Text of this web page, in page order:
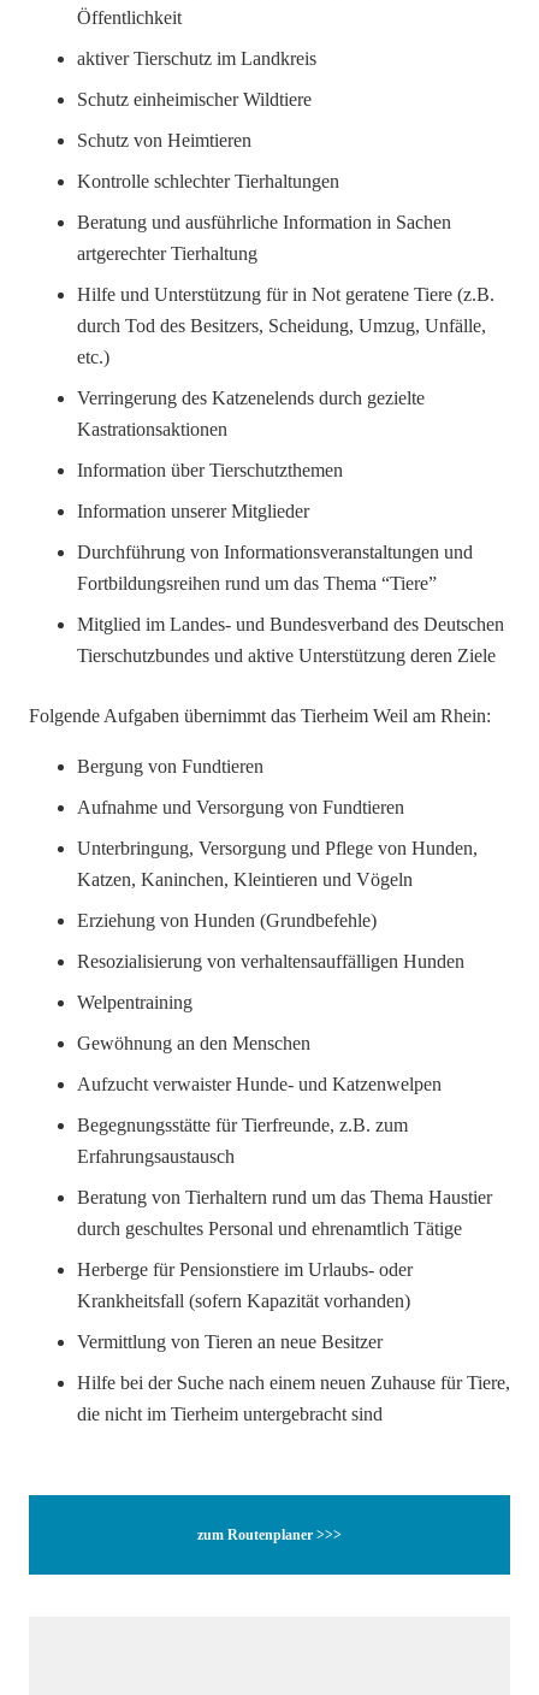
Öffentlichkeit
aktiver Tierschutz im Landkreis
Schutz einheimischer Wildtiere
Schutz von Heimtieren
Kontrolle schlechter Tierhaltungen
Beratung und ausführliche Information in Sachen
artgerechter Tierhaltung
Hilfe und Unterstützung für in Not geratene Tiere (z.B.
durch Tod des Besitzers, Scheidung, Umzug, Unfälle,
etc.)
Verringerung des Katzenelends durch gezielte
Kastrationsaktionen
Information über Tierschutzthemen
Information unserer Mitglieder
Durchführung von Informationsveranstaltungen und
Fortbildungsreihen rund um das Thema “Tiere”
Mitglied im Landes- und Bundesverband des Deutschen
Tierschutzbundes und aktive Unterstützung deren Ziele
Folgende Aufgaben übernimmt das Tierheim Weil am Rhein:
Bergung von Fundtieren
Aufnahme und Versorgung von Fundtieren
Unterbringung, Versorgung und Pflege von Hunden,
Katzen, Kaninchen, Kleintieren und Vögeln
Erziehung von Hunden (Grundbefehle)
Resozialisierung von verhaltensauffälligen Hunden
Welpentraining
Gewöhnung an den Menschen
Aufzucht verwaister Hunde- und Katzenwelpen
Begegnungsstätte für Tierfreunde, z.B. zum
Erfahrungsaustausch
Beratung von Tierhaltern rund um das Thema Haustier
durch geschultes Personal und ehrenamtlich Tätige
Herberge für Pensionstiere im Urlaubs- oder
Krankheitsfall (sofern Kapazität vorhanden)
Vermittlung von Tieren an neue Besitzer
Hilfe bei der Suche nach einem neuen Zuhause für Tiere,
die nicht im Tierheim untergebracht sind
zum Routenplaner >>>